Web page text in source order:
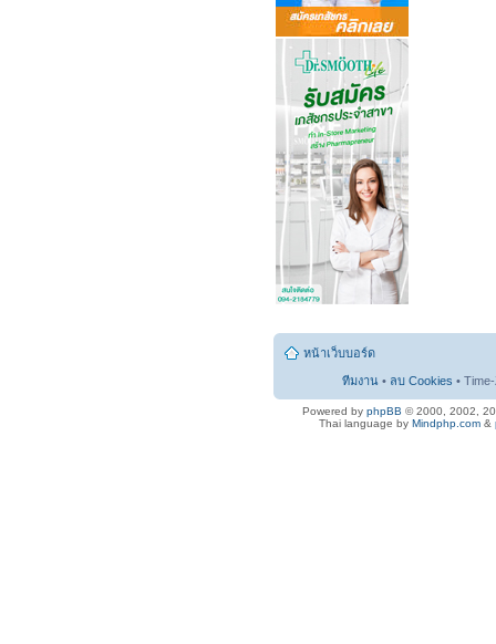
หน้าเว็บบอร์ด
ทีมงาน • ลบ Cookies •
Powered by phpBB © 2000, 2002,
Thai language by Mindphp.com &